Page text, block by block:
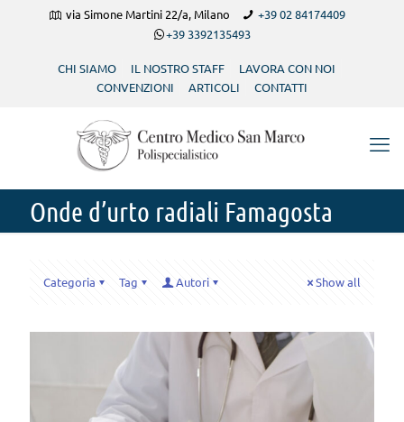
via Simone Martini 22/a, Milano
+39 02 84174409
+39 3392135493
CHI SIAMO IL NOSTRO STAFF
LAVORA CON NOI
CONVENZIONI
ARTICOLI CONTATTI
Onde d’urto radiali Famagosta
Categoria Tag Autori Show all